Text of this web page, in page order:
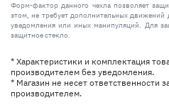
Форм-фактор данного чехла позволяет
этом, не требует дополнительных движений
уведомления или иных манипуляций. Для
защитное стекло.
* Характеристики и комплектация
производителем без уведомления.
* Магазин не несет ответственности
производителем.